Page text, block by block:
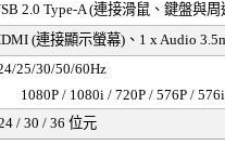
2.0 Type-A (連接滑鼠、鍵盤與周
(連接顯示螢幕)、 1 x Audio
25/30/50/60Hz
1080P / 1080i / 720P / 576P /
/ 30 / 36 位元